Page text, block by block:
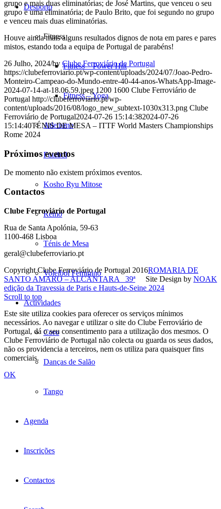
Desporto
Fitness
Fitness – Power Hiit
Fitness – Yoga
Atletismo
Futebol
Kosho Ryu Mitose
Remo
Ténis de Mesa
Voleibol Feminino
Actividades
Coro
Danças de Salão
Tango
Agenda
Inscrições
Contactos
grupo e mais duas eliminatórias; de José Martins, que venceu o seu
grupo e uma eliminatória; de Paulo Brito, que foi segundo no grupo
e venceu mais duas eliminatórias.
Houve ainda mais alguns resultados dignos de nota em pares e pares
mistos, estando toda a equipa de Portugal de parabéns!
26 Julho, 2024/by Clube Ferroviário de Portugal
https://clubeferroviario.pt/wp-content/uploads/2024/07/Joao-Pedro-
Monteiro-Campeao-do-Mundo-entre-40-44-anos-WhatsApp-Image-
2024-07-14-at-18.06.59.jpeg 1200 1600 Clube Ferroviário de
Portugal http://clubeferroviario.pt/wp-
content/uploads/2016/08/logo_new_subtext-1030x313.png Clube
Ferroviário de Portugal2024-07-26 15:14:382024-07-26
15:14:40TÉNIS DE MESA – ITTF World Masters Championships
Rome 2024
Próximos eventos
De momento não existem próximos eventos.
Contactos
Clube Ferroviário de Portugal
Rua de Santa Apolónia, 59-63
1100-468 Lisboa
geral@clubeferroviario.pt
Copyright Clube Ferroviário de Portugal 2016
Site Design by NOAK
ROMARIA DE
SANTO AMARO – ALCÂNTARA
39ª
edição da Travessia de Paris e Hauts-de-Seine 2024
Scroll to top
Este site utiliza cookies para oferecer os serviços mínimos
necessários. Ao navegar e utilizar o site do Clube Ferroviário de
Portugal, dá o seu consentimento para a utilização dos mesmos. O
Clube Ferroviário de Portugal não colecta ou guarda os seus dados,
não os providencia a terceiros, nem os utiliza para quaisquer fins
comerciais.
OK